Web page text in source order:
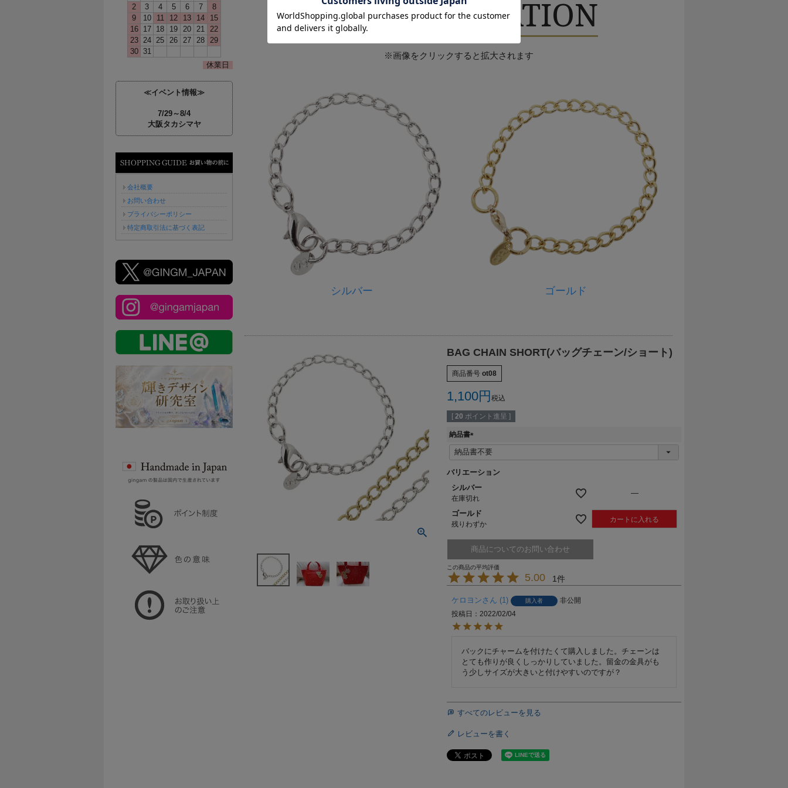
2
3 4 5 6 7
8
9
10 11 12 13 14
15
16
17 18 19 20 21
22
23
24 25 26 27 28
29
30
31
休業日
≪イベント情報≫
7/29～8/4
大阪タカシマヤ
会社概要
お問い合わせ
プライバシーポリシー
特定商取引法に基づく表記
COLOR VARIATION
※画像をクリックすると拡大されます
シルバー ゴールド
BAG CHAIN SHORT(バッグチェーン/ショート)
商品番号 ot08
1,100 税込
[ 20 ポイント進呈 ]
納品書
(
必
バリエーション
シルバー
在庫切れ
—
ゴールド
残りわずか
カートに入れる
商品についてのお問い合わせ
5.00 1
ケロヨン 1 購入者
非公開
投稿日
2022/02/04
バックにチャームを付けたくて購入しました。チェーンは
とても作りが良くしっかりしていました。留金の金具がも
すべてのレビューを見る
レビューを書く